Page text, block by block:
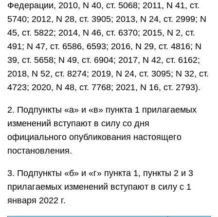
Федерации, 2010, N 40, ст. 5068; 2011, N 41, ст.
5740; 2012, N 28, ст. 3905; 2013, N 24, ст. 2999; N
45, ст. 5822; 2014, N 46, ст. 6370; 2015, N 2, ст.
491; N 47, ст. 6586, 6593; 2016, N 29, ст. 4816; N
39, ст. 5658; N 49, ст. 6904; 2017, N 42, ст. 6162;
2018, N 52, ст. 8274; 2019, N 24, ст. 3095; N 32, ст.
4723; 2020, N 48, ст. 7768; 2021, N 16, ст. 2793).
2. Подпункты «а» и «в» пункта 1 прилагаемых
изменений вступают в силу со дня
официального опубликования настоящего
постановления.
3. Подпункты «б» и «г» пункта 1, пункты 2 и 3
прилагаемых изменений вступают в силу с 1
января 2022 г.